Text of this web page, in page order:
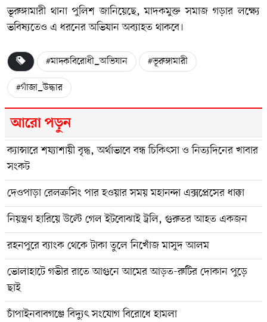
ভূরুঙ্গামারী থানা পুলিশ জানিয়েছে, মাদকমুক্ত সমাজ গড়ার লক্ষ্যে
ভবিষ্যতেও এ ধরনের অভিযান অব্যাহত থাকবে।
#মাদকবিরোধী_অভিযান
#ভূরুঙ্গামারী
#গাঁজা_উদ্ধার
আরো পড়ুন
ক্যান্সারে শয্যাশায়ী বৃদ্ধ, অর্থাভাবে বন্ধ চিকিৎসা ও নিত্যদিনের খাবার
সংকট
দেওপাড়া রেলক্রসিং পার হওয়ার সময় মহানন্দা এক্সপ্রেসের ধাক্কা
নিয়ন্ত্রণ হারিয়ে উল্টে গেল ইটবোঝাই ট্রলি, গুরুতর আহত একজন
রহনপুরে ব্যাংক থেকে টাকা তুলে নিখোঁজ মাসুদ আলম
ভোলাহাটে গভীর রাতে আগুনে আমের আড়ত-রুটির দোকান পুড়ে
ছাই
চাঁপাইনবাবগঞ্জে বিদ্যুৎ সংযোগ বিরোধে হামলা